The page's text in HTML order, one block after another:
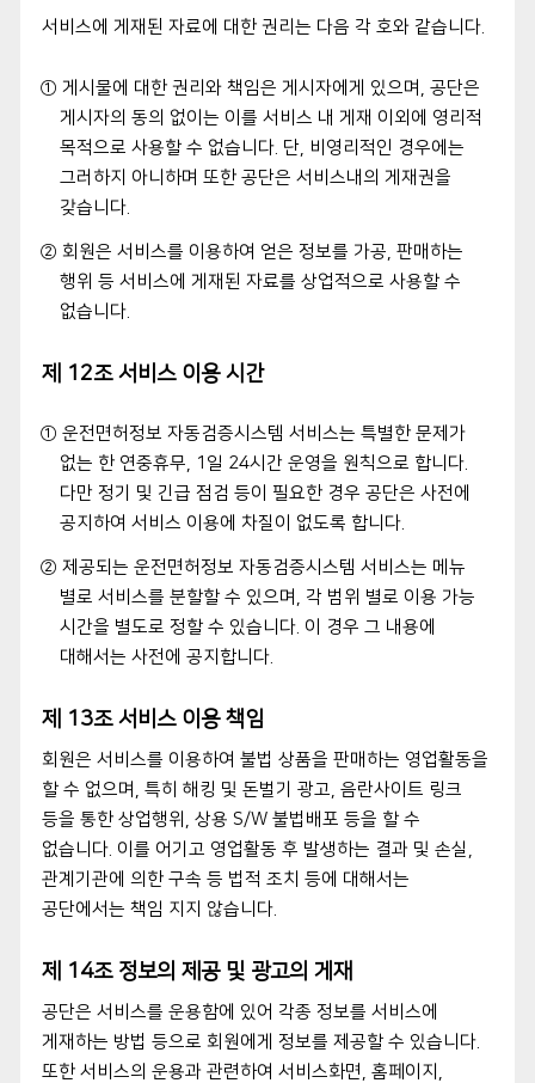
서비스에 게재된 자료에 대한 권리는 다음 각 호와 같습니다.
① 게시물에 대한 권리와 책임은 게시자에게 있으며, 공단은
게시자의 동의 없이는 이를 서비스 내 게재 이외에 영리적
목적으로 사용할 수 없습니다. 단, 비영리적인 경우에는
그러하지 아니하며 또한 공단은 서비스내의 게재권을
갖습니다.
② 회원은 서비스를 이용하여 얻은 정보를 가공, 판매하는
행위 등 서비스에 게재된 자료를 상업적으로 사용할 수
없습니다.
제 12조 서비스 이용 시간
① 운전면허정보 자동검증시스템 서비스는 특별한 문제가
없는 한 연중휴무, 1일 24시간 운영을 원칙으로 합니다.
다만 정기 및 긴급 점검 등이 필요한 경우 공단은 사전에
공지하여 서비스 이용에 차질이 없도록 합니다.
② 제공되는 운전면허정보 자동검증시스템 서비스는 메뉴
별로 서비스를 분할할 수 있으며, 각 범위 별로 이용 가능
시간을 별도로 정할 수 있습니다. 이 경우 그 내용에
대해서는 사전에 공지합니다.
제 13조 서비스 이용 책임
회원은 서비스를 이용하여 불법 상품을 판매하는 영업활동을
할 수 없으며, 특히 해킹 및 돈벌기 광고, 음란사이트 링크
등을 통한 상업행위, 상용 S/W 불법배포 등을 할 수
없습니다. 이를 어기고 영업활동 후 발생하는 결과 및 손실,
관계기관에 의한 구속 등 법적 조치 등에 대해서는
공단에서는 책임 지지 않습니다.
제 14조 정보의 제공 및 광고의 게재
공단은 서비스를 운용함에 있어 각종 정보를 서비스에
게재하는 방법 등으로 회원에게 정보를 제공할 수 있습니다.
또한 서비스의 운용과 관련하여 서비스화면, 홈페이지,